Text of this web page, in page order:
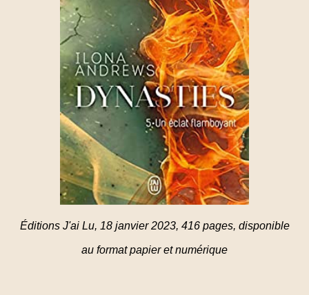
Éditions J'ai Lu, 18 janvier 2023, 416 pages, disponible
au format papier et numérique